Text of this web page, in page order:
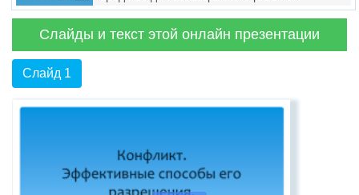
Слайды и текст этой онлайн презентации
Слайд 1